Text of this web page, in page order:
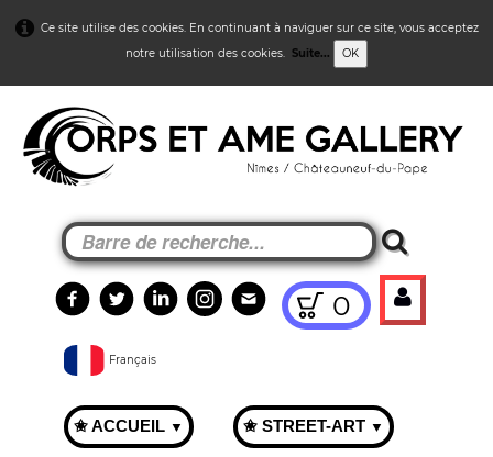
Ce site utilise des cookies. En continuant à naviguer sur ce site, vous acceptez
notre utilisation des cookies. Suite... OK
0
Français
✬ ACCUEIL ▼ ✬ STREET-ART ▼